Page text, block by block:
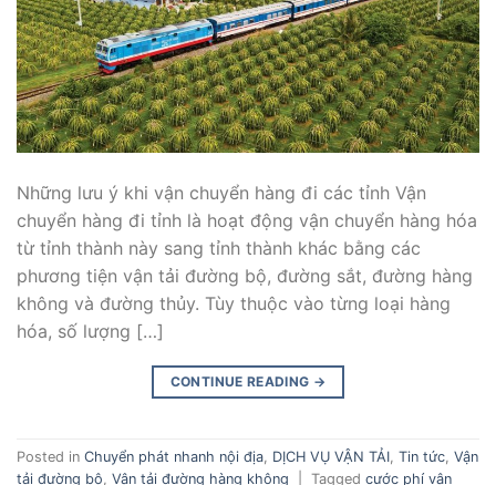
Những lưu ý khi vận chuyển hàng đi các tỉnh Vận
chuyển hàng đi tỉnh là hoạt động vận chuyển hàng hóa
từ tỉnh thành này sang tỉnh thành khác bằng các
phương tiện vận tải đường bộ, đường sắt, đường hàng
không và đường thủy. Tùy thuộc vào từng loại hàng
hóa, số lượng […]
CONTINUE READING →
Posted in Chuyển phát nhanh nội địa, DỊCH VỤ VẬN TẢI, Tin tức, Vận
tải đường bộ, Vận tải đường hàng không Tagged cước phí vận